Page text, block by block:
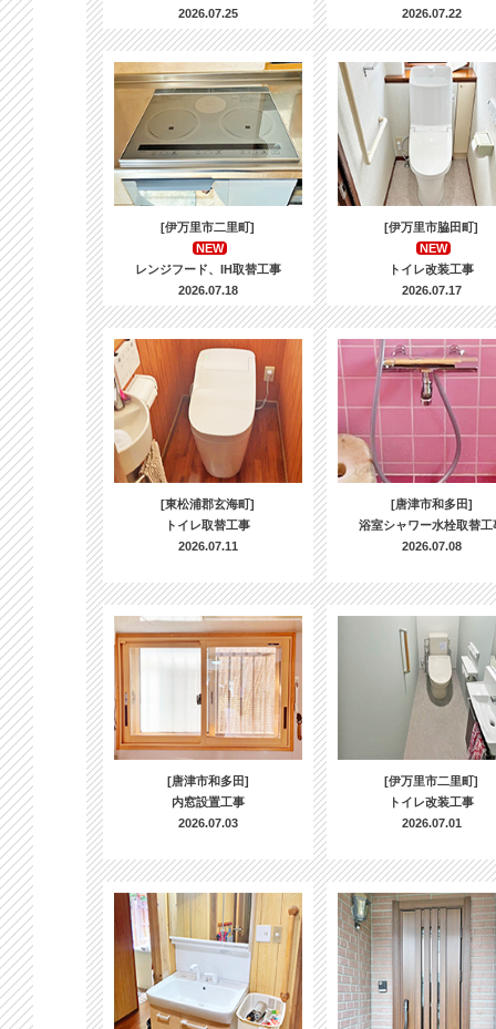
2026.07.25
2026.07.22
[伊万里市二里町]
NEW
レンジフード、IH取替工事
2026.07.18
[伊万里市脇田町]
NEW
トイレ改装工事
2026.07.17
[東松浦郡玄海町]
トイレ取替工事
2026.07.11
[唐津市和多田]
浴室シャワー水栓取替工
2026.07.08
[唐津市和多田]
内窓設置工事
2026.07.03
[伊万里市二里町]
トイレ改装工事
2026.07.01